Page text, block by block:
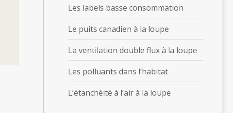
Les labels basse consommation
Le puits canadien à la loupe
La ventilation double flux à la loupe
Les polluants dans l’habitat
L’étanchéité à l’air à la loupe